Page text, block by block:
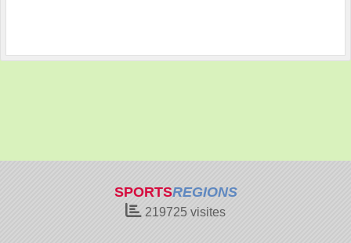
SPORTSREGIONS
219725 visites